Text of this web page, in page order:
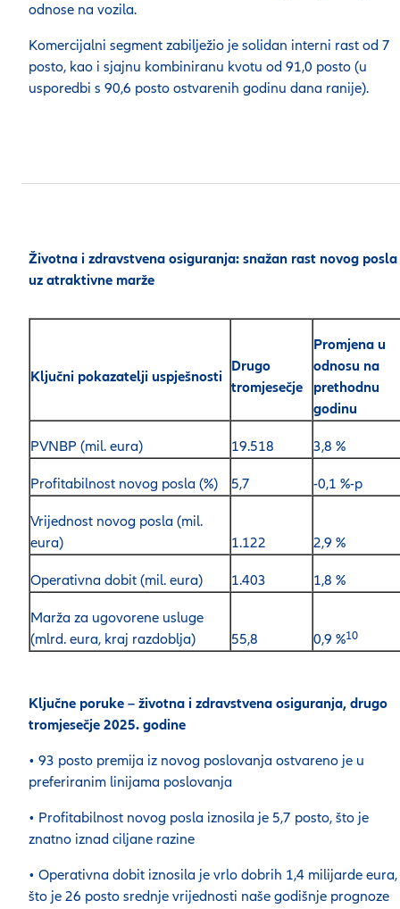
odnose na vozila.
Komercijalni segment zabilježio je solidan interni rast od 7
posto, kao i sjajnu kombiniranu kvotu od 91,0 posto (u
usporedbi s 90,6 posto ostvarenih godinu dana ranije).
Životna i zdravstvena osiguranja: snažan rast novog posla
uz atraktivne marže
Ključni pokazatelji uspješnosti
Drugo
tromjesečje
Promjena u
odnosu na
prethodnu
godinu
PVNBP (mil. eura) 19.518 3,8 %
Profitabilnost novog posla (%) 5,7 -0,1 %-p
Vrijednost novog posla (mil.
eura)
1.122 2,9 %
Operativna dobit (mil. eura) 1.403 1,8 %
Marža za ugovorene usluge
(mlrd. eura, kraj razdoblja)
55,8 0,9 %10
Ključne poruke – životna i zdravstvena osiguranja, drugo
tromjesečje 2025. godine
• 93 posto premija iz novog poslovanja ostvareno je u
preferiranim linijama poslovanja
• Profitabilnost novog posla iznosila je 5,7 posto, što je
znatno iznad ciljane razine
• Operativna dobit iznosila je vrlo dobrih 1,4 milijarde eura,
što je 26 posto srednje vrijednosti naše godišnje prognoze